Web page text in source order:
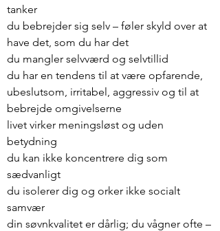
tanker
du bebrejder sig selv – føler skyld over at
have det, som du har det
du mangler selvværd og selvtillid
du har en tendens til at være opfarende,
ubeslutsom, irritabel, aggressiv og til at
bebrejde omgivelserne
livet virker meningsløst og uden
betydning
du kan ikke koncentrere dig som
sædvanligt
du isolerer dig og orker ikke socialt
samvær
din søvnkvalitet er dårlig; du vågner ofte –